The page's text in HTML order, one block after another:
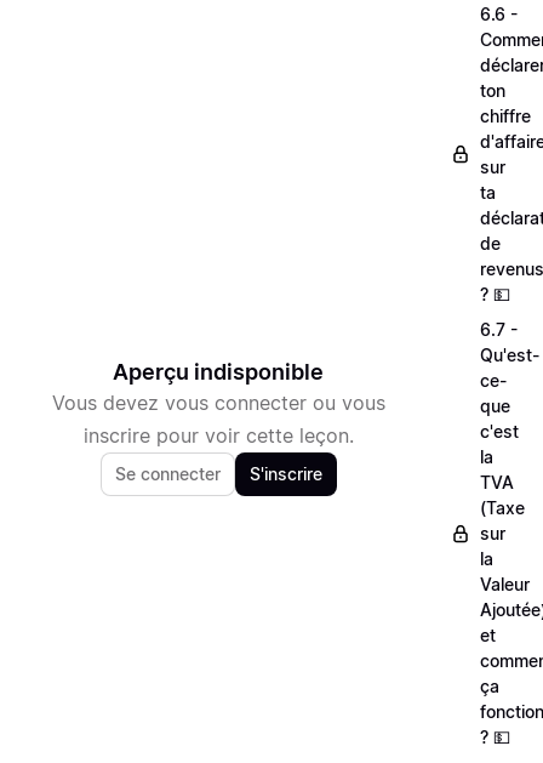
Aperçu indisponible
Vous devez vous connecter ou vous
inscrire pour voir cette leçon.
Se connecter S'inscrire
6.6 -
ton
chiffre
sur
ta
de
revenus
? 💵
6.7 -
Qu'est-
ce-
que
c'est
la
TVA
(Taxe
sur
la
Valeur
et
ça
? 💵